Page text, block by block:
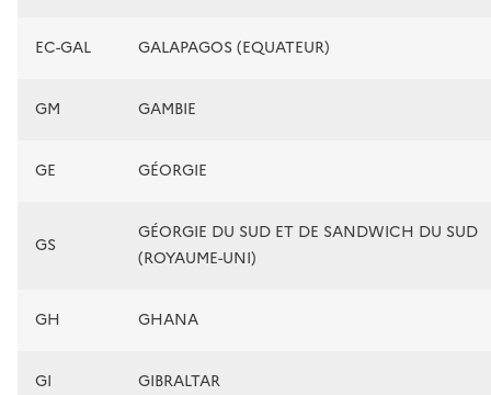
EC-GAL GALAPAGOS (EQUATEUR)
GM GAMBIE
GE GÉORGIE
GS
GÉORGIE DU SUD ET DE SANDWICH DU SUD
(ROYAUME-UNI)
GH GHANA
GI GIBRALTAR